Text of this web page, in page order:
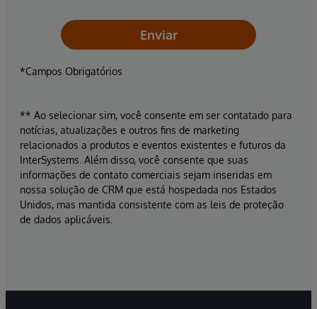
Enviar
*Campos Obrigatórios
** Ao selecionar sim, você consente em ser contatado para
notícias, atualizações e outros fins de marketing
relacionados a produtos e eventos existentes e futuros da
InterSystems. Além disso, você consente que suas
informações de contato comerciais sejam inseridas em
nossa solução de CRM que está hospedada nos Estados
Unidos, mas mantida consistente com as leis de proteção
de dados aplicáveis.